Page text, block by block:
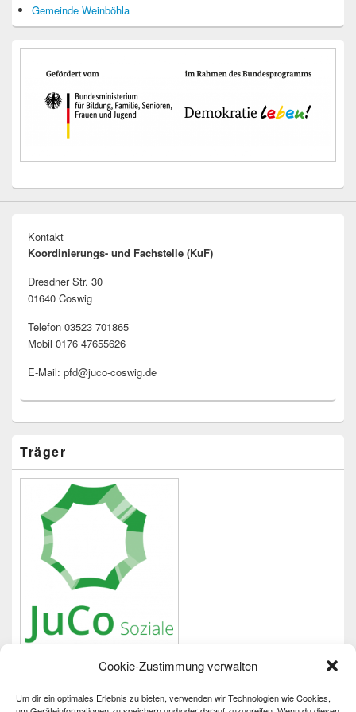
Cookie-Zustimmung verwalten
Um dir ein optimales Erlebnis zu bieten, verwenden wir Technologien wie Cookies,
Gemeinde Weinböhla
Kontakt
Koordinierungs- und Fachstelle (KuF)
Dresdner Str. 30
01640 Coswig
Telefon 03523 701865
Mobil 0176 47655626
E-Mail: pfd@juco-coswig.de
Träger